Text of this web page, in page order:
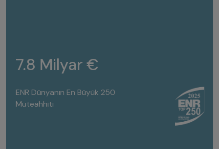
7.8 Milyar €
ENR Dünyanın En Büyük 250
Müteahhiti